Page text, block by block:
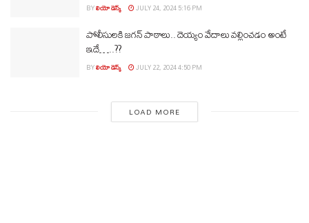
BYలియో డెస్క్ JULY 24, 2024 5:16 PM
పోలీసులకి జగన్‌ పాఠాలు.. దెయ్యం వేదాలు వల్లించడం అంటే
ఇదే…..??
BYలియో డెస్క్ JULY 22, 2024 4:50 PM
LOAD MORE